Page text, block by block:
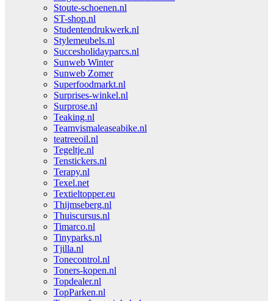
Stoute-schoenen.nl
ST-shop.nl
Studentendrukwerk.nl
Stylemeubels.nl
Succesholidayparcs.nl
Sunweb Winter
Sunweb Zomer
Superfoodmarkt.nl
Surprises-winkel.nl
Surprose.nl
Teaking.nl
Teamvismaleaseabike.nl
teatreeoil.nl
Tegeltje.nl
Tenstickers.nl
Terapy.nl
Texel.net
Textieltopper.eu
Thijmseberg.nl
Thuiscursus.nl
Timarco.nl
Tinyparks.nl
Tjilla.nl
Tonecontrol.nl
Toners-kopen.nl
Topdealer.nl
TopParken.nl